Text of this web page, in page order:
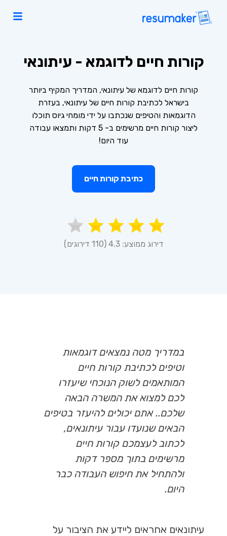
קורות חיים לדוגמא - עיתונאי
קורות חיים לדוגמא של עיתונאי, המדריך המקיף ביותר
בישראל לכתיבת קורות חיים של עיתונאי, בעזרת
הדוגמאות והטיפים שנכתבו על ידי מומחי גיוס תוכלו
ליצור קורות חיים מרשימים ב- 5 דקות ותמצאו עבודה
עוד היום!
כתיבת קורות חיים
דירוג ממוצע: 4.3 (110 דירוגים)
במדריך מטה נמצאים דוגמאות
וטיפים לכתיבת קורות חיים
המותאמים לשוק הנוכחי שיעזרו
לכם למצוא את המשרה הבאה
שלכם.. אתם יכולים להיעזר בטיפים
הבאים שנועדו עבור עיתונאים,
לכתוב לעצמכם קורות חיים
מרשימים בתוך מספר דקות
ולהתחיל את חיפוש העבודה כבר
היום.
עיתונאים אחראים ליידע את הציבור על